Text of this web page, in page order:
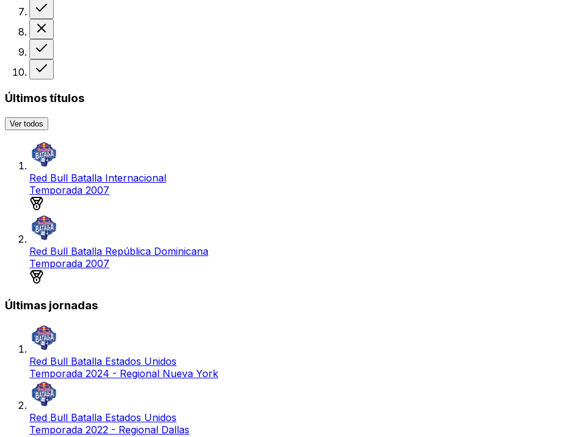
Últimos títulos
Ver todos
Red Bull Batalla Internacional
Temporada 2007
Red Bull Batalla República Dominicana
Temporada 2007
Últimas jornadas
Red Bull Batalla Estados Unidos
Temporada 2024 - Regional Nueva York
Red Bull Batalla Estados Unidos
Temporada 2022 - Regional Dallas